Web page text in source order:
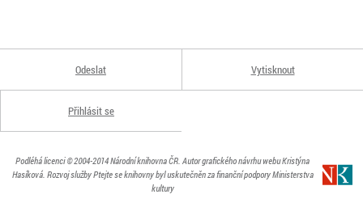
Odeslat Vytisknout
Přihlásit se
Podléhá licenci© 2004-2014Národní knihovna ČR. Autor grafického návrhu webu Kristýna
Hasíková. Rozvoj služby Ptejte se knihovny byl uskutečněn za finanční podpory Ministerstva
kultury